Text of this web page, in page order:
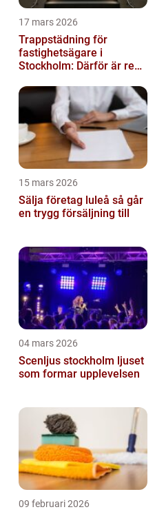
17 mars 2026
Trappstädning för
fastighetsägare i
Stockholm: Därför är rena
investering
15 mars 2026
Sälja företag luleå så går
en trygg försäljning till
04 mars 2026
Scenljus stockholm ljuset
som formar upplevelsen
09 februari 2026